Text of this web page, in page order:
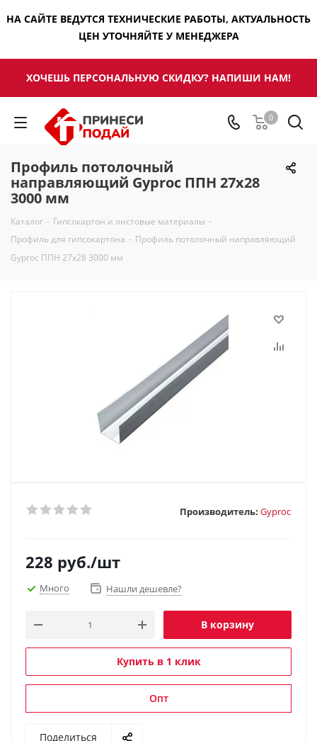
НА САЙТЕ ВЕДУТСЯ ТЕХНИЧЕСКИЕ РАБОТЫ, АКТУАЛЬНОСТЬ
ЦЕН УТОЧНЯЙТЕ У МЕНЕДЖЕРА
ХОЧЕШЬ ПЕРСОНАЛЬНУЮ СКИДКУ? НАПИШИ НАМ!
0
Профиль потолочный
направляющий Gyproc ППН 27х28
3000 мм
Каталог - Гипсокартон и листовые материалы -
Профиль для гипсокартона - Профиль потолочный направляющий
Gyproc ППН 27х28 3000 мм
Производитель: Gyproc
228 руб./шт
Много Нашли дешевле?
В корзину
Купить в 1 клик
Опт
Поделиться